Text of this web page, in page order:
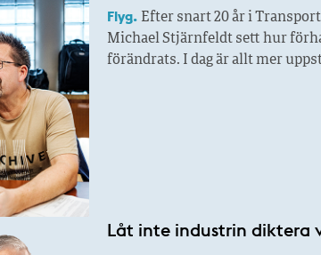
Flyg. Efter snart 20 år i
Michael Stjärnfeldt sett hur
förändrats. I dag är allt mer
Låt inte industrin diktera